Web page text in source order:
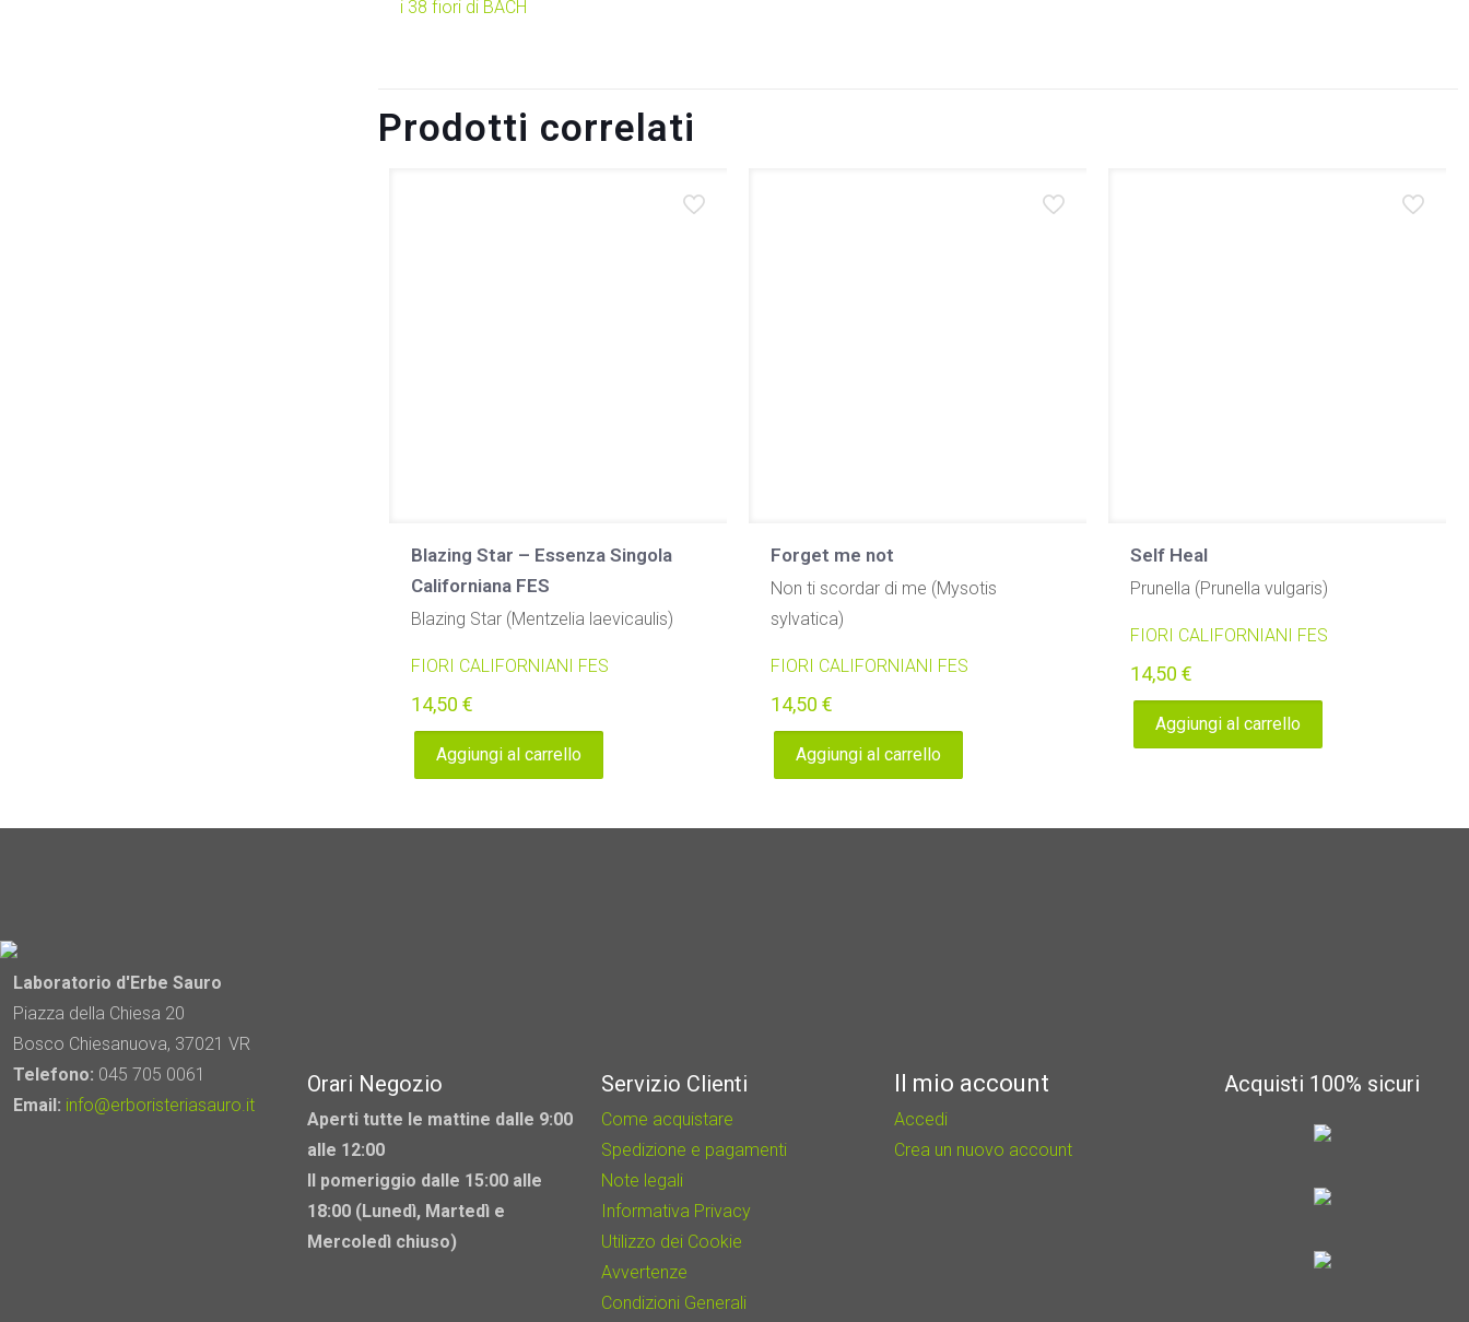
i 38 fiori di BACH
Prodotti correlati
Blazing Star – Essenza Singola
Californiana FES
Blazing Star (Mentzelia laevicaulis)
FIORI CALIFORNIANI FES
14,50 €
Aggiungi al carrello
Forget me not
Non ti scordar di me (Mysotis
sylvatica)
FIORI CALIFORNIANI FES
14,50 €
Aggiungi al carrello
Self Heal
Prunella (Prunella vulgaris)
FIORI CALIFORNIANI FES
14,50 €
Aggiungi al carrello
Laboratorio d'Erbe Sauro
Piazza della Chiesa 20
Bosco Chiesanuova, 37021 VR
Telefono: 045 705 0061
Email: info@erboristeriasauro.it
Orari Negozio
Aperti tutte le mattine dalle 9:00
alle 12:00
Il pomeriggio dalle 15:00 alle
18:00 (Lunedì, Martedì e
Mercoledì chiuso)
Servizio Clienti
Come acquistare
Spedizione e pagamenti
Note legali
Informativa Privacy
Utilizzo dei Cookie
Avvertenze
Condizioni Generali
Il mio account
Accedi
Crea un nuovo account
Acquisti 100% sicuri